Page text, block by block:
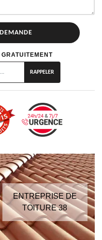
ENTREPRISE DE
TOITURE 38